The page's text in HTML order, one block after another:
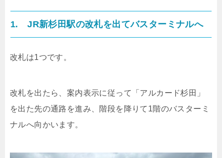
1. JR新杉田駅の改札を出てバスターミナルへ
改札は1つです。
改札を出たら、案内表示に従って「アルカード杉田」
を出た先の通路を進み、階段を降りて1階のバスターミ
ナルへ向かいます。